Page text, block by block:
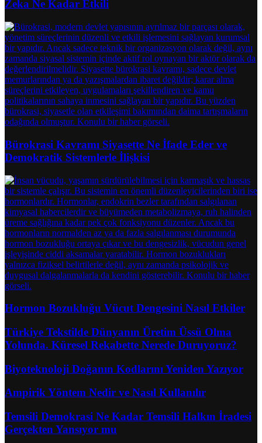
Zeka Ne Kadar Etkili
Bürokrasi Kavramı Siyasette Ne İfade Eder ve
Demokratik Sistemlerle İlişkisi
Hormon Bozukluğu Vücut Dengesini Nasıl Etkiler
Türkiye Tekstilde Dünyanın Üretim Üssü Olma
Yolunda. Küresel Rekabette Nerede Duruyoruz?
Biyoteknoloji Doğanın Kodlarını Yeniden Yazıyor
Ampirik Yöntem Nedir ve Nasıl Kullanılır
Temsili Demokrasi Ne Kadar Temsili Halkın İradesi
Gerçekten Yansıyor mu